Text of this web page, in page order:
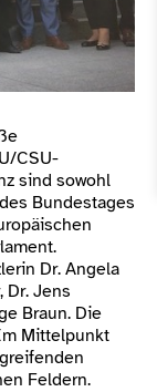
CSU-
sind sowohl
Bundestages
Dr. Angela
Dr. Jens
Braun. Die
Mittelpunkt
Feldern.